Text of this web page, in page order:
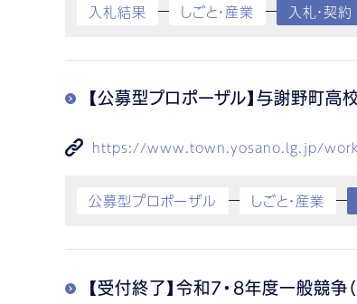
入札結果 しごと・産業 入札・契約
【公募型プロポーザル】与謝野町高
https://www.town.yosano.lg.jp/
公募型プロポーザル しごと・産業
【受付終了】令和7・8年度一般競